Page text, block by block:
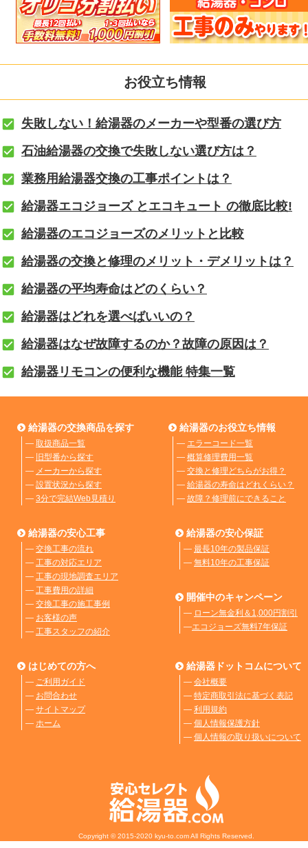
お役立ち情報
失敗しない！給湯器のメーカーや型番の選び方
石油給湯器の交換で失敗しない選び方は？
業務用給湯器交換の工事ポイントは？
給湯器エコジョーズ とエコキュート の徹底比較!
給湯器のエコジョーズのメリットと比較
給湯器の交換と修理のメリット・デメリットは？
給湯器の平均寿命はどのくらい？
給湯器はどれを選べばいいの？
給湯器はなぜ故障するのか？故障の原因は？
給湯器リモコンの便利な機能 特集一覧
給湯器の交換商品を探す
― 取扱商品一覧
― 旧型番から探す
― メーカーから探す
― 設置状況から探す
― 3分で完結Web見積り
給湯器のお役立ち情報
― エラーコード一覧
― 概算修理費用一覧
― 交換と修理どちらがお得？
― 給湯器の寿命はどれくらい？
― 故障？修理前にできること
給湯器の安心工事
― 交換工事の流れ
― 工事の対応エリア
― 工事の現地調査エリア
― 工事費用の詳細
― 交換工事の施工事例
― お客様の声
― 工事スタッフの紹介
給湯器の安心保証
― 最長10年の製品保証
― 無料10年の工事保証
開催中のキャンペーン
― ローン無金利＆1,000円割引
―エコジョーズ無料7年保証
はじめての方へ
― ご利用ガイド
― お問合わせ
― サイトマップ
― ホーム
給湯器ドットコムについて
― 会社概要
― 特定商取引法に基づく表記
― 利用規約
― 個人情報保護方針
― 個人情報の取り扱いについて
Copyright © 2015-2020 kyu-to.com All Rights Reserved.